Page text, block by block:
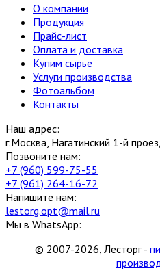
О компании
Продукция
Прайс-лист
Оплата и доставка
Купим сырье
Услуги производства
Фотоальбом
Контакты
Наш адрес:
г.Москва, Нагатинский 1-й
Позвоните нам:
+7 (960) 599-75-55
+7 (961) 264-16-72
Напишите нам:
lestorg.opt@mail.ru
Мы в WhatsApp:
© 2007-2026, Лесторг -